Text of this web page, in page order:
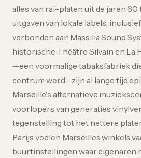
alles van raï-platen uit de jaren 60
uitgaven van lokale labels,
verbonden aan Massilia Sound
historische Théâtre Silvain en La
—een voormalige tabaksfabriek
centrum werd—zijn al lange tijd
Marseille's alternatieve
voorlopers van generaties
tegenstelling tot het nettere
Parijs voelen Marseilles winkels
buurtinstellingen waar eigenaren